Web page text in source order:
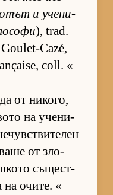
и уче­ни­
), trad.
Cazé,
coll. «
от ни­ко­го,
на уче­ни­
от зло­
съ­щес­т­
на очи­те. «